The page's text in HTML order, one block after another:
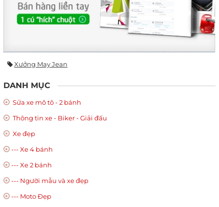
Xưởng May Jean
DANH MỤC
Sửa xe mô tô - 2 bánh
Thông tin xe - Biker - Giải đấu
Xe đẹp
--- Xe 4 bánh
--- Xe 2 bánh
--- Người mẫu và xe đẹp
--- Moto Đẹp